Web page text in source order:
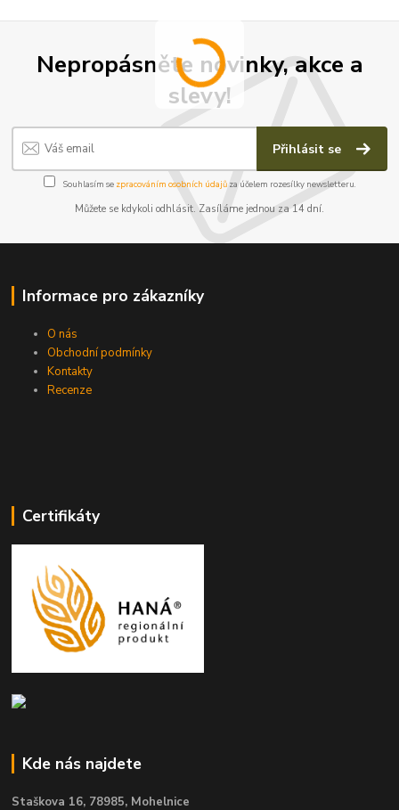
Nepropásněte novinky, akce a
slevy!
Přihlásit se
Souhlasím se zpracováním osobních údajůza účelem rozesílky newsletteru.
Můžete se kdykoli odhlásit. Zasíláme jednou za 14 dní.
Informace pro zákazníky
O nás
Obchodní podmínky
Kontakty
Recenze
Certifikáty
Kde nás najdete
Staškova 16, 78985, Mohelnice